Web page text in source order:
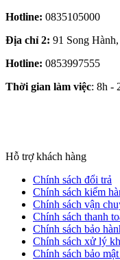
Hotline: 0835105000
Địa chỉ 2: 91 Song
Hotline: 0853997555
Thời gian làm việc: 8h -
Hỗ trợ khách hàng
Chính sách đổi trả
Chính sách kiểm
Chính sách vận
Chính sách thanh
Chính sách bảo
Chính sách xử lý
Chính sách bảo